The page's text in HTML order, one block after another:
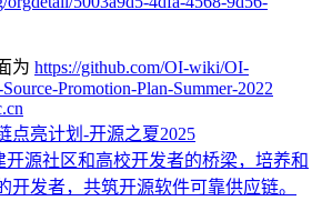
为 https://github.com/OI-wiki/OI-
Promotion-Plan-Summer-2022
点亮计划-开源之夏2025
开源社区和高校开发者的桥梁，培养和
开发者，共筑开源软件可靠供应链。